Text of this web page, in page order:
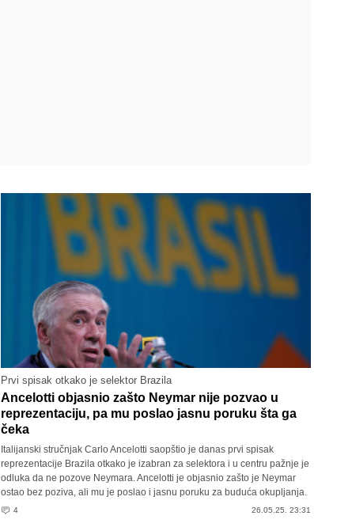
Prvi spisak otkako je selektor Brazila
Ancelotti objasnio zašto Neymar nije pozvao u
reprezentaciju, pa mu poslao jasnu poruku šta ga
čeka
Italijanski stručnjak Carlo Ancelotti saopštio je danas prvi spisak
reprezentacije Brazila otkako je izabran za selektora i u centru pažnje je
odluka da ne pozove Neymara. Ancelotti je objasnio zašto je Neymar
ostao bez poziva, ali mu je poslao i jasnu poruku za buduća okupljanja.
4 26.05.25. 23:31